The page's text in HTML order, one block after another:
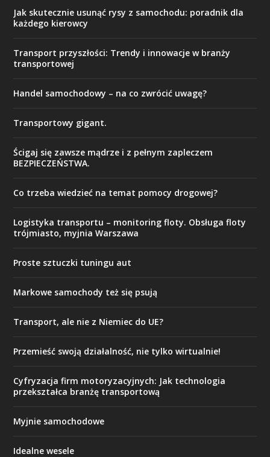
Jak skutecznie usunąć rysy z samochodu: poradnik dla
każdego kierowcy
Transport przyszłości: Trendy i innowacje w branży
transportowej
Handel samochodowy – na co zwrócić uwagę?
Transportowy gigant.
Ścigaj się zawsze mądrze i z pełnym zapleczem
BEZPIECZEŃSTWA.
Co trzeba wiedzieć na temat pomocy drogowej?
Logistyka transportu – monitoring floty. Obsługa floty
trójmiasto, myjnia Warszawa
Proste sztuczki tuningu aut
Markowe samochody też się psują
Transport, ale nie z Niemiec do UE?
Przemieść swoją działalność, nie tylko wirtualnie!
Cyfryzacja firm motoryzacyjnych: Jak technologia
przekształca branżę transportową
Myjnie samochodowe
Idealne wesele